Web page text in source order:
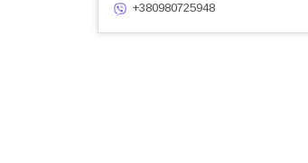
+380980725948